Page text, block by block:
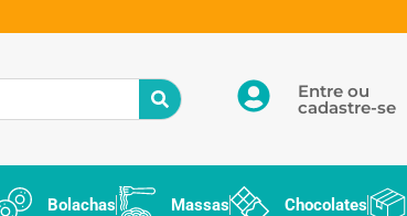
Entre ou
cadastre-se
Bolachas Massas Chocolates